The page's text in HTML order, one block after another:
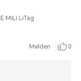
MiLi LiTag
Melden 0